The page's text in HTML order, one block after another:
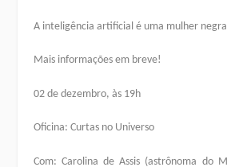
A inteligência artificial é uma mulher negra
Mais informações em breve!
02 de dezembro, às 19h
Oficina: Curtas no Universo
Com: Carolina de Assis (astrônoma do